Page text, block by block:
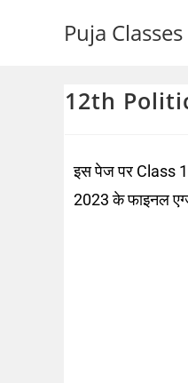
Puja Classes
12th
इस पेज पर Class
2023 के फाइनल